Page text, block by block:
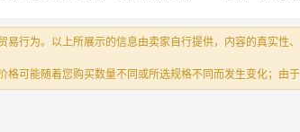
易行为。以上所展示的信息由卖家自行提供，内容的真实
可能随着您购买数量不同或所选规格不同而发生变化；由